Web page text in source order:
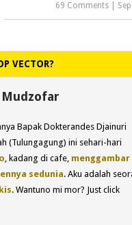
69 Comments|
VECTOR?
Bapak Dokterandes Djainuri
(Tulungagung) ini sehari-hari
, kadang di cafe, menggambar
sedunia. Aku adalah
. Wantuno mi mor? Just click